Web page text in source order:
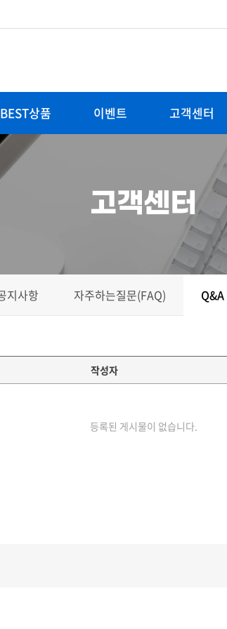
BEST상품 이벤트 고객센터
고객센터
지사항 자주하는질문(FAQ) Q&A
작성자
등록된 게시물이 없습니다.